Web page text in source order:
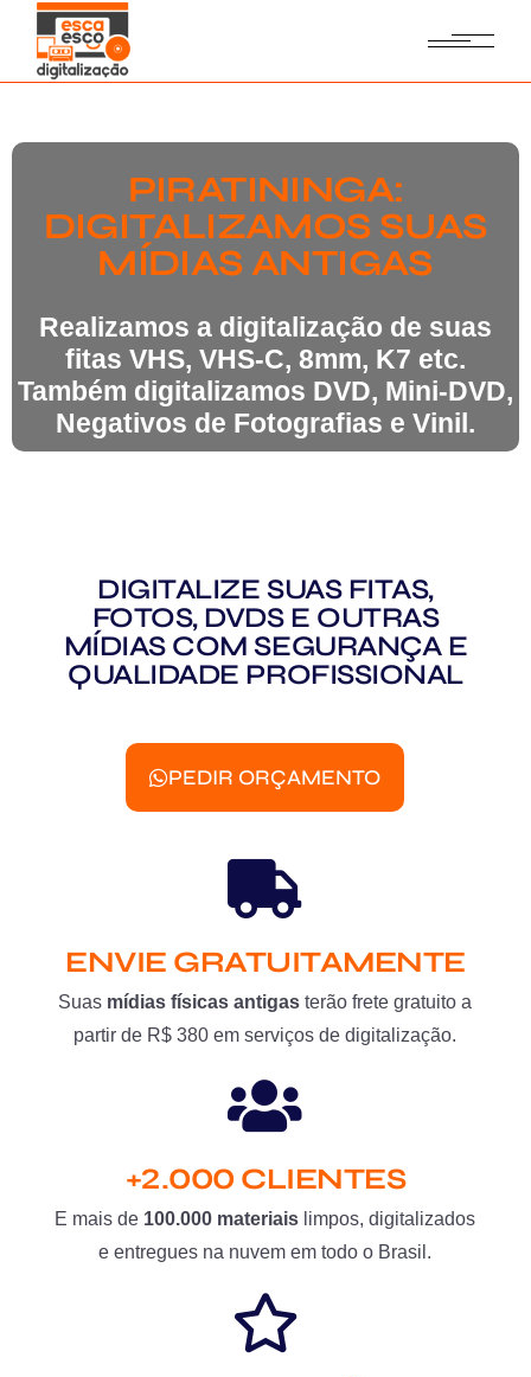
PIRATININGA:
DIGITALIZAMOS SUAS
MÍDIAS ANTIGAS
Realizamos a digitalização de suas
fitas VHS, VHS-C, 8mm, K7 etc.
Também digitalizamos DVD, Mini-DVD,
Negativos de Fotografias e Vinil.
DIGITALIZE SUAS FITAS,
FOTOS, DVDS E OUTRAS
MÍDIAS COM SEGURANÇA E
QUALIDADE PROFISSIONAL
PEDIR ORÇAMENTO
ENVIE GRATUITAMENTE
Suas mídias físicas antigas terão frete gratuito a
partir de R$ 380 em serviços de digitalização.
+2.000 CLIENTES
E mais de 100.000 materiais limpos, digitalizados
e entregues na nuvem em todo o Brasil.